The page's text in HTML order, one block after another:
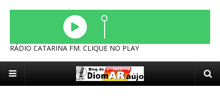
RÁDIO CATARINA FM. CLIQUE NO PLAY